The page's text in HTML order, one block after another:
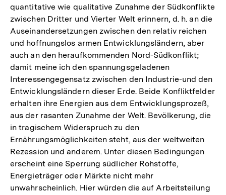
quantitative wie qualitative Zunahme der Südkonflikte
zwischen Dritter und Vierter Welt erinnern, d. h. an die
Auseinandersetzungen zwischen den relativ reichen
und hoffnungslos armen Entwicklungsländern, aber
auch an den heraufkommenden Nord-Südkonflikt;
damit meine ich den spannungsgeladenen
Interessengegensatz zwischen den Industrie-und den
Entwicklungsländern dieser Erde. Beide Konfliktfelder
erhalten ihre Energien aus dem Entwicklungsprozeß,
aus der rasanten Zunahme der Welt. Bevölkerung, die
in tragischem Widerspruch zu den
Ernährungsmöglichkeiten steht, aus der weltweiten
Rezession und anderem. Unter diesen Bedingungen
erscheint eine Sperrung südlicher Rohstoffe,
Energieträger oder Märkte nicht mehr
unwahrscheinlich. Hier würden die auf Arbeitsteilung